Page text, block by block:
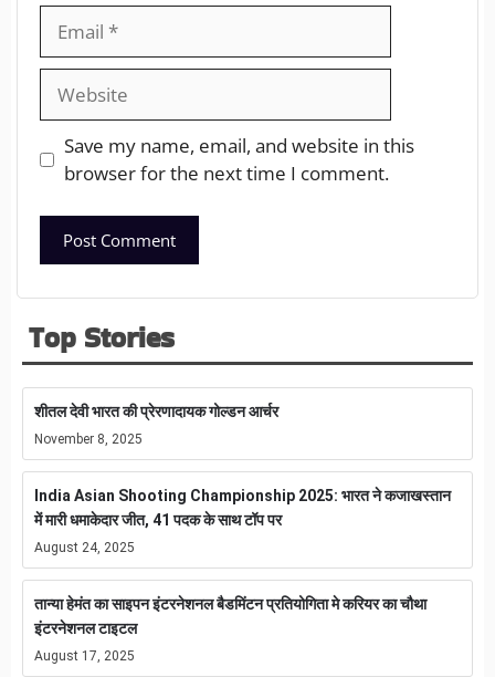
Save my name, email, and website in this
browser for the next time I comment.
Top Stories
शीतल देवी भारत की प्रेरणादायक गोल्डन आर्चर
November 8, 2025
India Asian Shooting Championship 2025: भारत ने कजाखस्तान
में मारी धमाकेदार जीत, 41 पदक के साथ टॉप पर
August 24, 2025
तान्या हेमंत का साइपन इंटरनेशनल बैडमिंटन प्रतियोगिता मे करियर का चौथा
इंटरनेशनल टाइटल
August 17, 2025